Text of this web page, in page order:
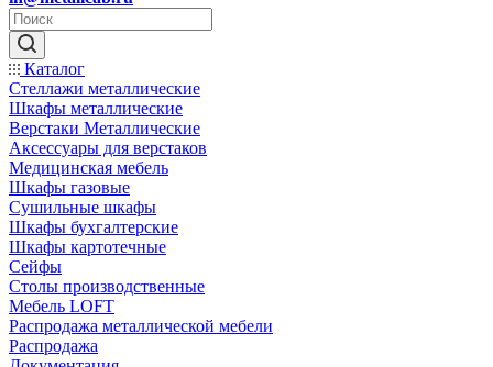
Каталог
Стеллажи металлические
Шкафы металлические
Верстаки Металлические
Аксессуары для верстаков
Медицинская мебель
Шкафы газовые
Сушильные шкафы
Шкафы бухгалтерские
Шкафы картотечные
Сейфы
Столы производственные
Мебель LOFT
Распродажа металлической мебели
Распродажа